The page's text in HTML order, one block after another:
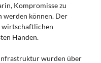
Kompromisse zu
werden können. Der
wirtschaftlichen
Händen.
wurden über